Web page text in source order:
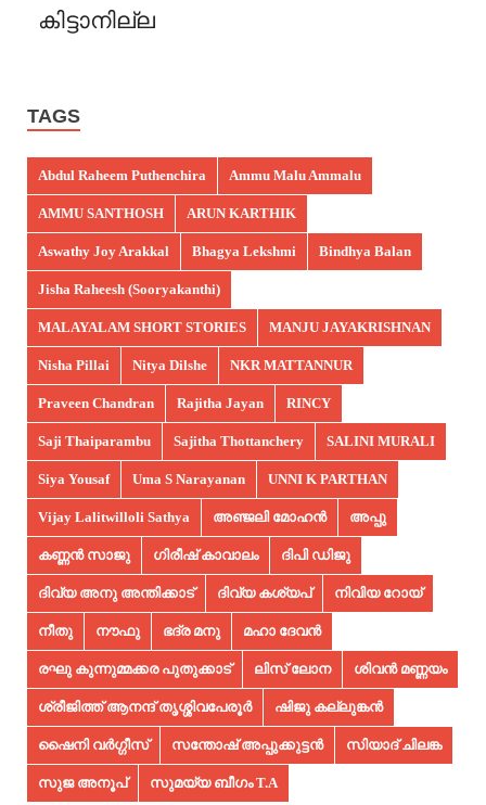
കിട്ടാനില്ല
TAGS
Abdul Raheem Puthenchira Ammu Malu Ammalu
AMMU SANTHOSH ARUN KARTHIK
Aswathy Joy Arakkal Bhagya Lekshmi Bindhya Balan
Jisha Raheesh (Sooryakanthi)
MALAYALAM SHORT STORIES MANJU JAYAKRISHNAN
Nisha Pillai Nitya Dilshe NKR MATTANNUR
Praveen Chandran Rajitha Jayan RINCY
Saji Thaiparambu Sajitha Thottanchery SALINI MURALI
Siya Yousaf Uma S Narayanan UNNI K PARTHAN
Vijay Lalitwilloli Sathya അഞ്ജലി മോഹൻ അപ്പു
കണ്ണൻ സാജു ഗിരീഷ് കാവാലം ദിപി ഡിജു
ദിവ്യ അനു അന്തിക്കാട് ദിവ്യ കശ്യപ് നിവിയ റോയ്
നീതു നൗഫു ഭദ്ര മനു മഹാ ദേവൻ
രഘു കുന്നുമ്മക്കര പുതുക്കാട് ലിസ് ലോന ശിവൻ മണ്ണയം
ശ്രീജിത്ത് ആനന്ദ് തൃശ്ശിവപേരൂർ ഷിജു കല്ലുങ്കൻ
ഷൈനി വർഗ്ഗീസ് സന്തോഷ് അപ്പുക്കുട്ടൻ സിയാദ് ചിലങ്ക
സുജ അനൂപ്‌ സുമയ്യ ബീഗം T.A